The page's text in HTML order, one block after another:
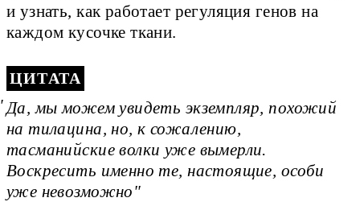
и узнать, как работает регуляция генов на
каждом кусочке ткани.
ЦИТАТА
Да, мы можем увидеть экземпляр, похожий
на тилацина, но, к сожалению,
тасманийские волки уже вымерли.
Воскресить именно те, настоящие, особи
уже невозможно